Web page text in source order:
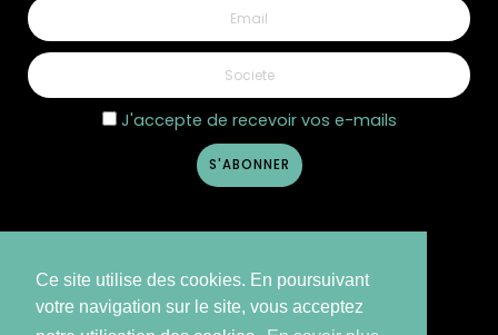
Ce site utilise des cookies. En poursuivant
votre navigation sur le site, vous acceptez
J'accepte de recevoir vos e-mails